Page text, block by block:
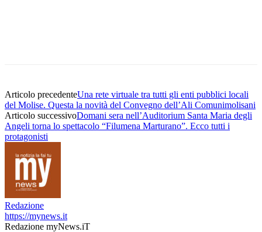
Articolo precedenteUna rete virtuale tra tutti gli enti pubblici locali
del Molise. Questa la novità del Convegno dell’Ali Comunimolisani
Articolo successivoDomani sera nell’Auditorium Santa Maria degli
Angeli torna lo spettacolo “Filumena Marturano”. Ecco tutti i
protagonisti
Redazione
https://mynews.it
Redazione myNews.iT